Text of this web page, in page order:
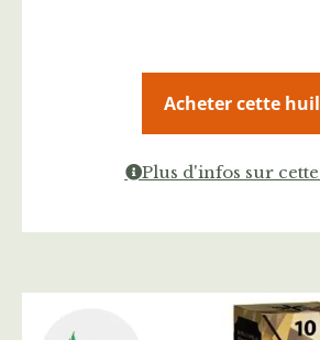
Acheter cette
Plus d'infos sur